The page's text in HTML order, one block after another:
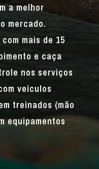
a melhor
mercado.
mais de 15
e caça
nos serviços
veículos
treinados (mão
equipamentos